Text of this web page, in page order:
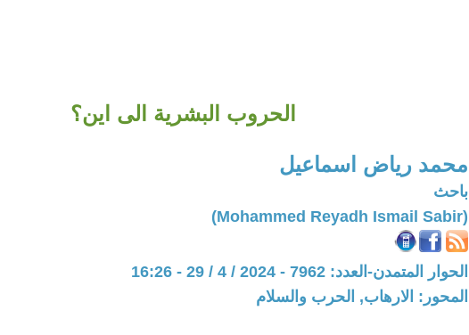
الحروب البشرية الى اين؟
محمد رياض اسماعيل
باحث
(Mohammed Reyadh Ismail Sabir)
الحوار المتمدن-العدد: 7962 - 2024 / 4 / 29 - 16:26
المحور: الارهاب, الحرب والسلام